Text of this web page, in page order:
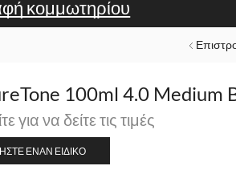
κομμωτηρίου
100ml 4.0 Medium
για να δείτε τις τιμές
ΈΝΑΝ ΕΙΔΙΚΌ